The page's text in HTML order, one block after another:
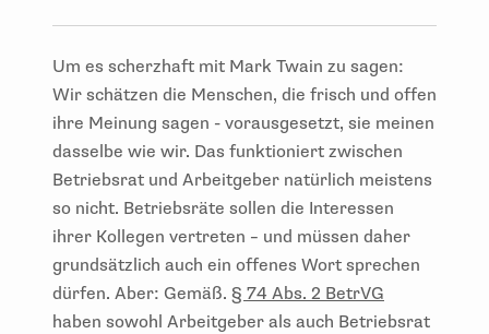
Um es scherzhaft mit Mark Twain zu sagen:
Wir schätzen die Menschen, die frisch und offen
ihre Meinung sagen - vorausgesetzt, sie meinen
dasselbe wie wir. Das funktioniert zwischen
Betriebsrat und Arbeitgeber natürlich meistens
so nicht. Betriebsräte sollen die Interessen
ihrer Kollegen vertreten – und müssen daher
grundsätzlich auch ein offenes Wort sprechen
dürfen. Aber: Gemäß. § 74 Abs. 2 BetrVG
haben sowohl Arbeitgeber als auch Betriebsrat